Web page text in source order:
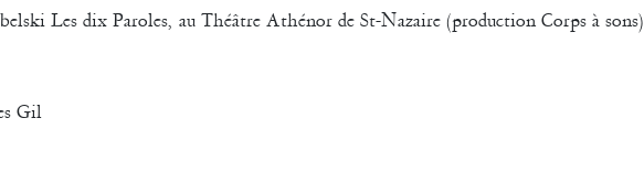
Les dix Paroles, au Théâtre Athénor de St-Nazaire (production Corps à sons)
Gil